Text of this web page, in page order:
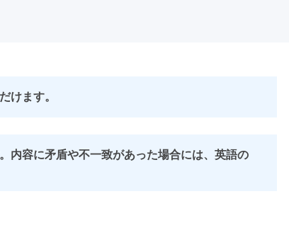
けます。
内容に矛盾や不一致があった場合には、英語の